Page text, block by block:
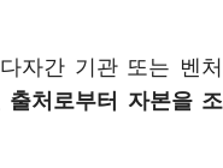
자간 기관 또는 벤처
출처로부터 자본을 조